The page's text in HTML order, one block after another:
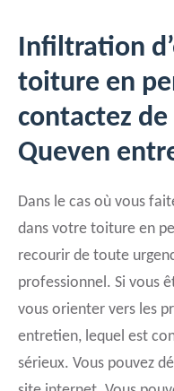
Infiltration
toiture en
contactez
Queven
Dans le cas où vous
dans votre toiture en
recourir de toute
professionnel. Si vous
vous orienter vers les
entretien, lequel est
sérieux. Vous pouvez